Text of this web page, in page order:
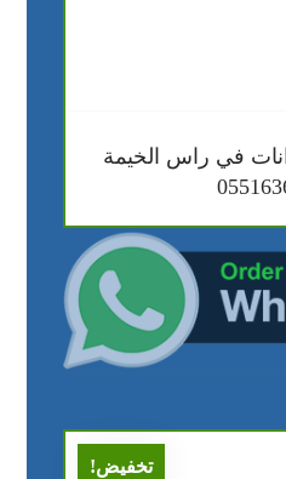
في راس الخيمة
تخفيض!